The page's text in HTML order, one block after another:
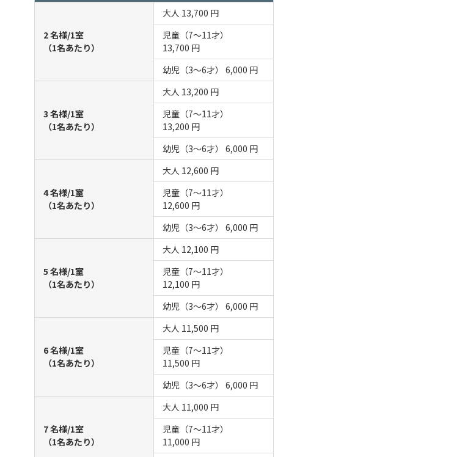
2 名様/1室
（1名あたり）
大人 13,700 円
児童（7～11才）
13,700 円
幼児（3～6才） 6,000 円
3 名様/1室
（1名あたり）
大人 13,200 円
児童（7～11才）
13,200 円
幼児（3～6才） 6,000 円
4 名様/1室
（1名あたり）
大人 12,600 円
児童（7～11才）
12,600 円
幼児（3～6才） 6,000 円
5 名様/1室
（1名あたり）
大人 12,100 円
児童（7～11才）
12,100 円
幼児（3～6才） 6,000 円
6 名様/1室
（1名あたり）
大人 11,500 円
児童（7～11才）
11,500 円
幼児（3～6才） 6,000 円
7 名様/1室
（1名あたり）
大人 11,000 円
児童（7～11才）
11,000 円